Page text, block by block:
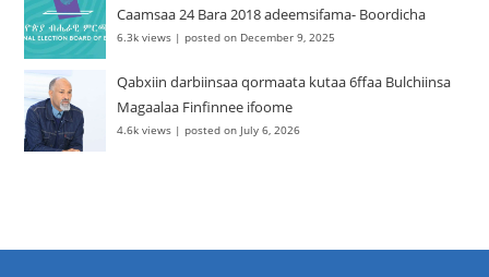
Caamsaa 24 Bara 2018 adeemsifama- Boordicha
6.3k views |posted on December 9, 2025
Qabxiin darbiinsaa qormaata kutaa 6ffaa Bulchiinsa
Magaalaa Finfinnee ifoome
4.6k views |posted on July 6, 2026